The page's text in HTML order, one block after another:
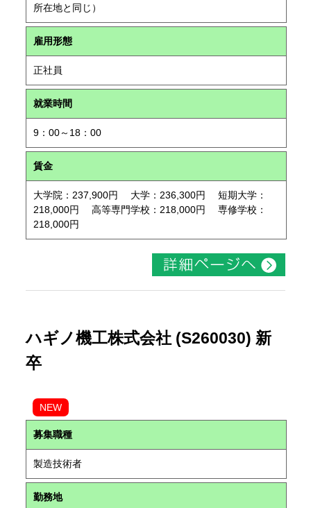
所在地と同じ）
雇用形態
正社員
就業時間
9：00～18：00
賃金
大学院：237,900円 大学：236,300円 短期大学：
218,000円 高等専門学校：218,000円 専修学校：
218,000円
ハギノ機工株式会社 (S260030) 新
卒
NEW
募集職種
製造技術者
勤務地